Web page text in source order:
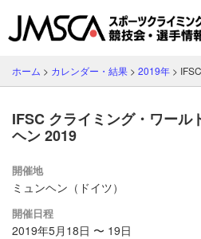
ホーム > カレンダー・結果 > 2019年 >
IFSC クライミング・ワール
ヘン 2019
開催地
ミュンヘン（ドイツ）
開催日程
2019年5月18日 〜 19日